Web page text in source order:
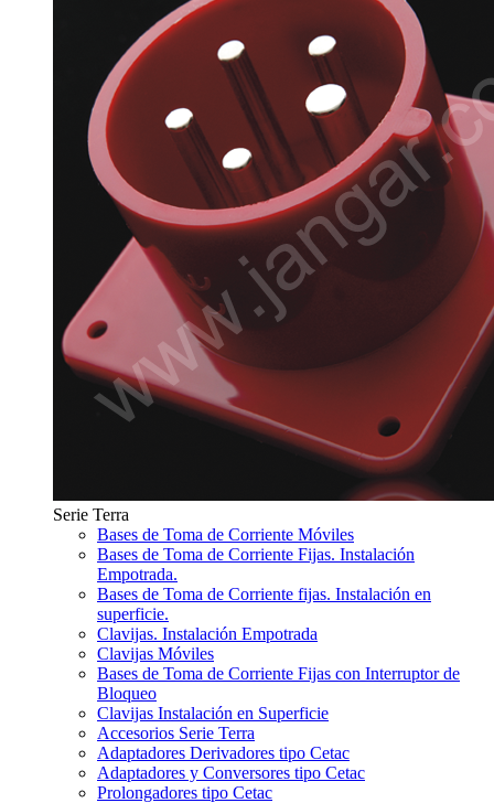
Serie Terra
Bases de Toma de Corriente Móviles
Bases de Toma de Corriente Fijas. Instalación
Empotrada.
Bases de Toma de Corriente fijas. Instalación en
superficie.
Clavijas. Instalación Empotrada
Clavijas Móviles
Bases de Toma de Corriente Fijas con Interruptor de
Bloqueo
Clavijas Instalación en Superficie
Accesorios Serie Terra
Adaptadores Derivadores tipo Cetac
Adaptadores y Conversores tipo Cetac
Prolongadores tipo Cetac